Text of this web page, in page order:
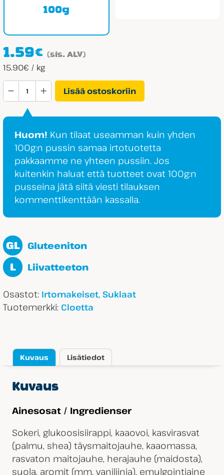
100g
1.59€ (sis. ALV)
15.90€ / kg
Cloetta
Center
Original
Lisää ostoskoriin
Huom! Kun tilaat useamman kuin yhden
100g:n pussin samaa irtotuotetta
pakkaamme ne yhteen pussiin. Jos
kuitenkin haluat että tuotteet ovat 100g:n
pusseina jätä siitä viesti tilauksen
kommenttikenttään kassalla.
GL Gluteeniton
L Liivatteeton
Osastot: Irtomakeiset, Suklaat
Tuotemerkki: Cloetta
Kuvaus Lisätiedot
Kuvaus
Ainesosat / Ingredienser
Sokeri, glukoosisiirappi, kaaovoi, kasvirasvat
(palmu, shea) täysmaitojauhe, kaaomassa,
rasvaton maitojauhe, herajauhe (maidosta),
suola, aromit (mm. vaniliinia), emulgointiaine